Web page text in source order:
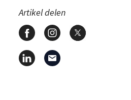
Artikel delen